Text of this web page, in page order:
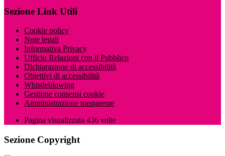
Sezione Link Utili
Cookie policy
Note legali
Informativa Privacy
Ufficio Relazioni con il Pubblico
Dichiarazione di accessibilità
Obiettivi di accessibilità
Whistleblowing
Gestione consensi cookie
Amministrazione trasparente
Pagina visualizzata 436 volte
Sezione Copyright